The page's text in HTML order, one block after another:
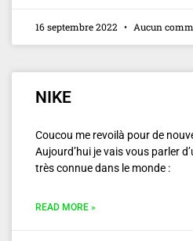
16 septembre 2022 Aucun
NIKE
Coucou me revoilà pour de
Aujourd’hui je vais vous parler
très connue dans le monde :
READ MORE »